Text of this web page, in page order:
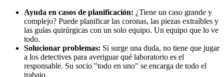
Ayuda en casos de planificación: ¿Tiene un caso grande y
complejo? Puede planificar las coronas, las piezas extraíbles y
las guías quirúrgicas con un solo equipo. Un equipo que lo ve
todo.
Solucionar problemas: Si surge una duda, no tiene que jugar
a los detectives para averiguar qué laboratorio es el
responsable. Su socio "todo en uno" se encarga de todo el
trabajo.